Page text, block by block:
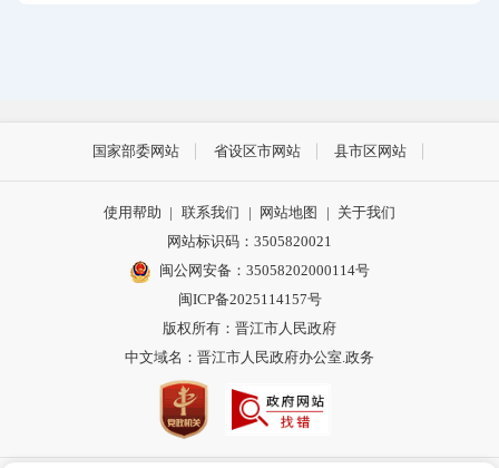
国家部委网站 省设区市网站 县市区网站
使用帮助 | 联系我们 | 网站地图 | 关于我们
网站标识码：3505820021
闽公网安备：35058202000114号
闽ICP备2025114157号
版权所有：晋江市人民政府
中文域名：晋江市人民政府办公室.政务